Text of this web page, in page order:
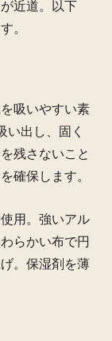
近道。以下
。
吸いやすい素
い出し、固く
残さないこと
確保します。
用。強いアル
らかい布で円
。保湿剤を薄